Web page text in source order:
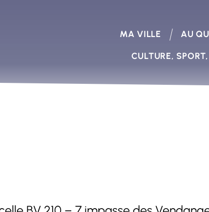
MA VILLE AU
CULTURE,